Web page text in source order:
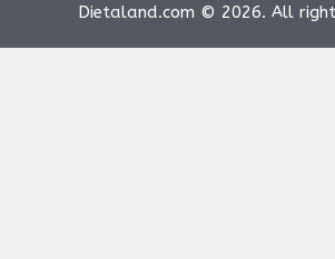
Dietaland.com © 2026. All